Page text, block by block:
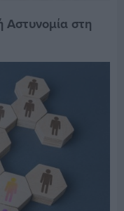
Αστυνομία στη